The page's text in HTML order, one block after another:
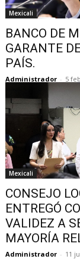
Mexicali
BANCO DE
GARANTE
PAÍS.
Administrador - 5
Mexicali
CONSEJO
ENTREGÓ
VALIDEZ A
MAYORÍA
Administrador - 11